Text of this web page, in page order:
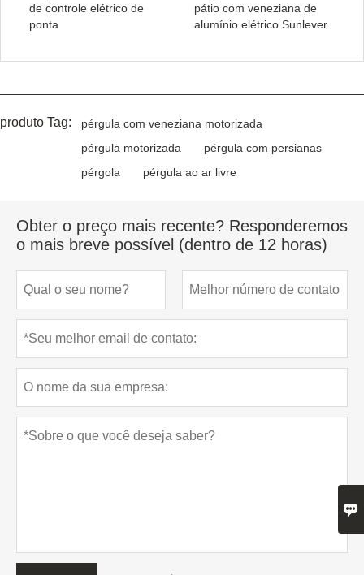
de controle elétrico de
ponta
pátio com veneziana de
alumínio elétrico Sunlever
produto Tag:
pérgula com veneziana motorizada
pérgula motorizada
pérgula com persianas
pérgola
pérgula ao ar livre
Obter o preço mais recente? Responderemos
o mais breve possível (dentro de 12 horas)
